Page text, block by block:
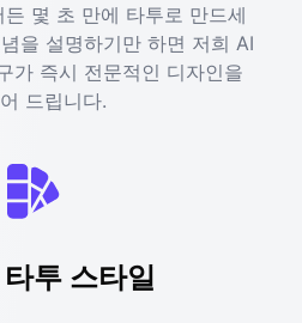
몇 초 만에 타투로 만드세
을 설명하기만 하면 저희 AI
가 즉시 전문적인 디자인을
드립니다.
투 스타일